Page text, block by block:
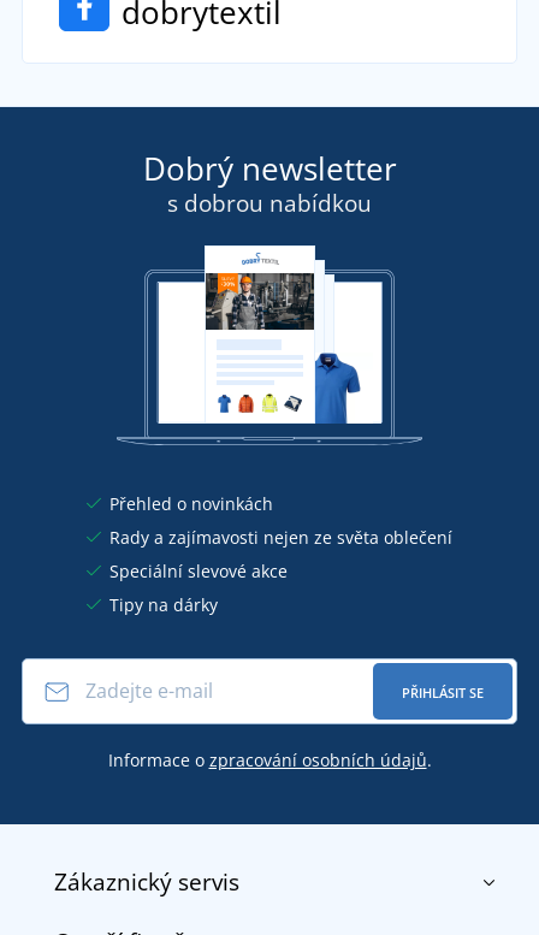
dobrytextil
Dobrý newsletter
s dobrou nabídkou
Přehled o novinkách
Rady a zajímavosti nejen ze světa oblečení
Speciální slevové akce
Tipy na dárky
PŘIHLÁSIT SE
Informace o zpracování osobních údajů.
Zákaznický servis